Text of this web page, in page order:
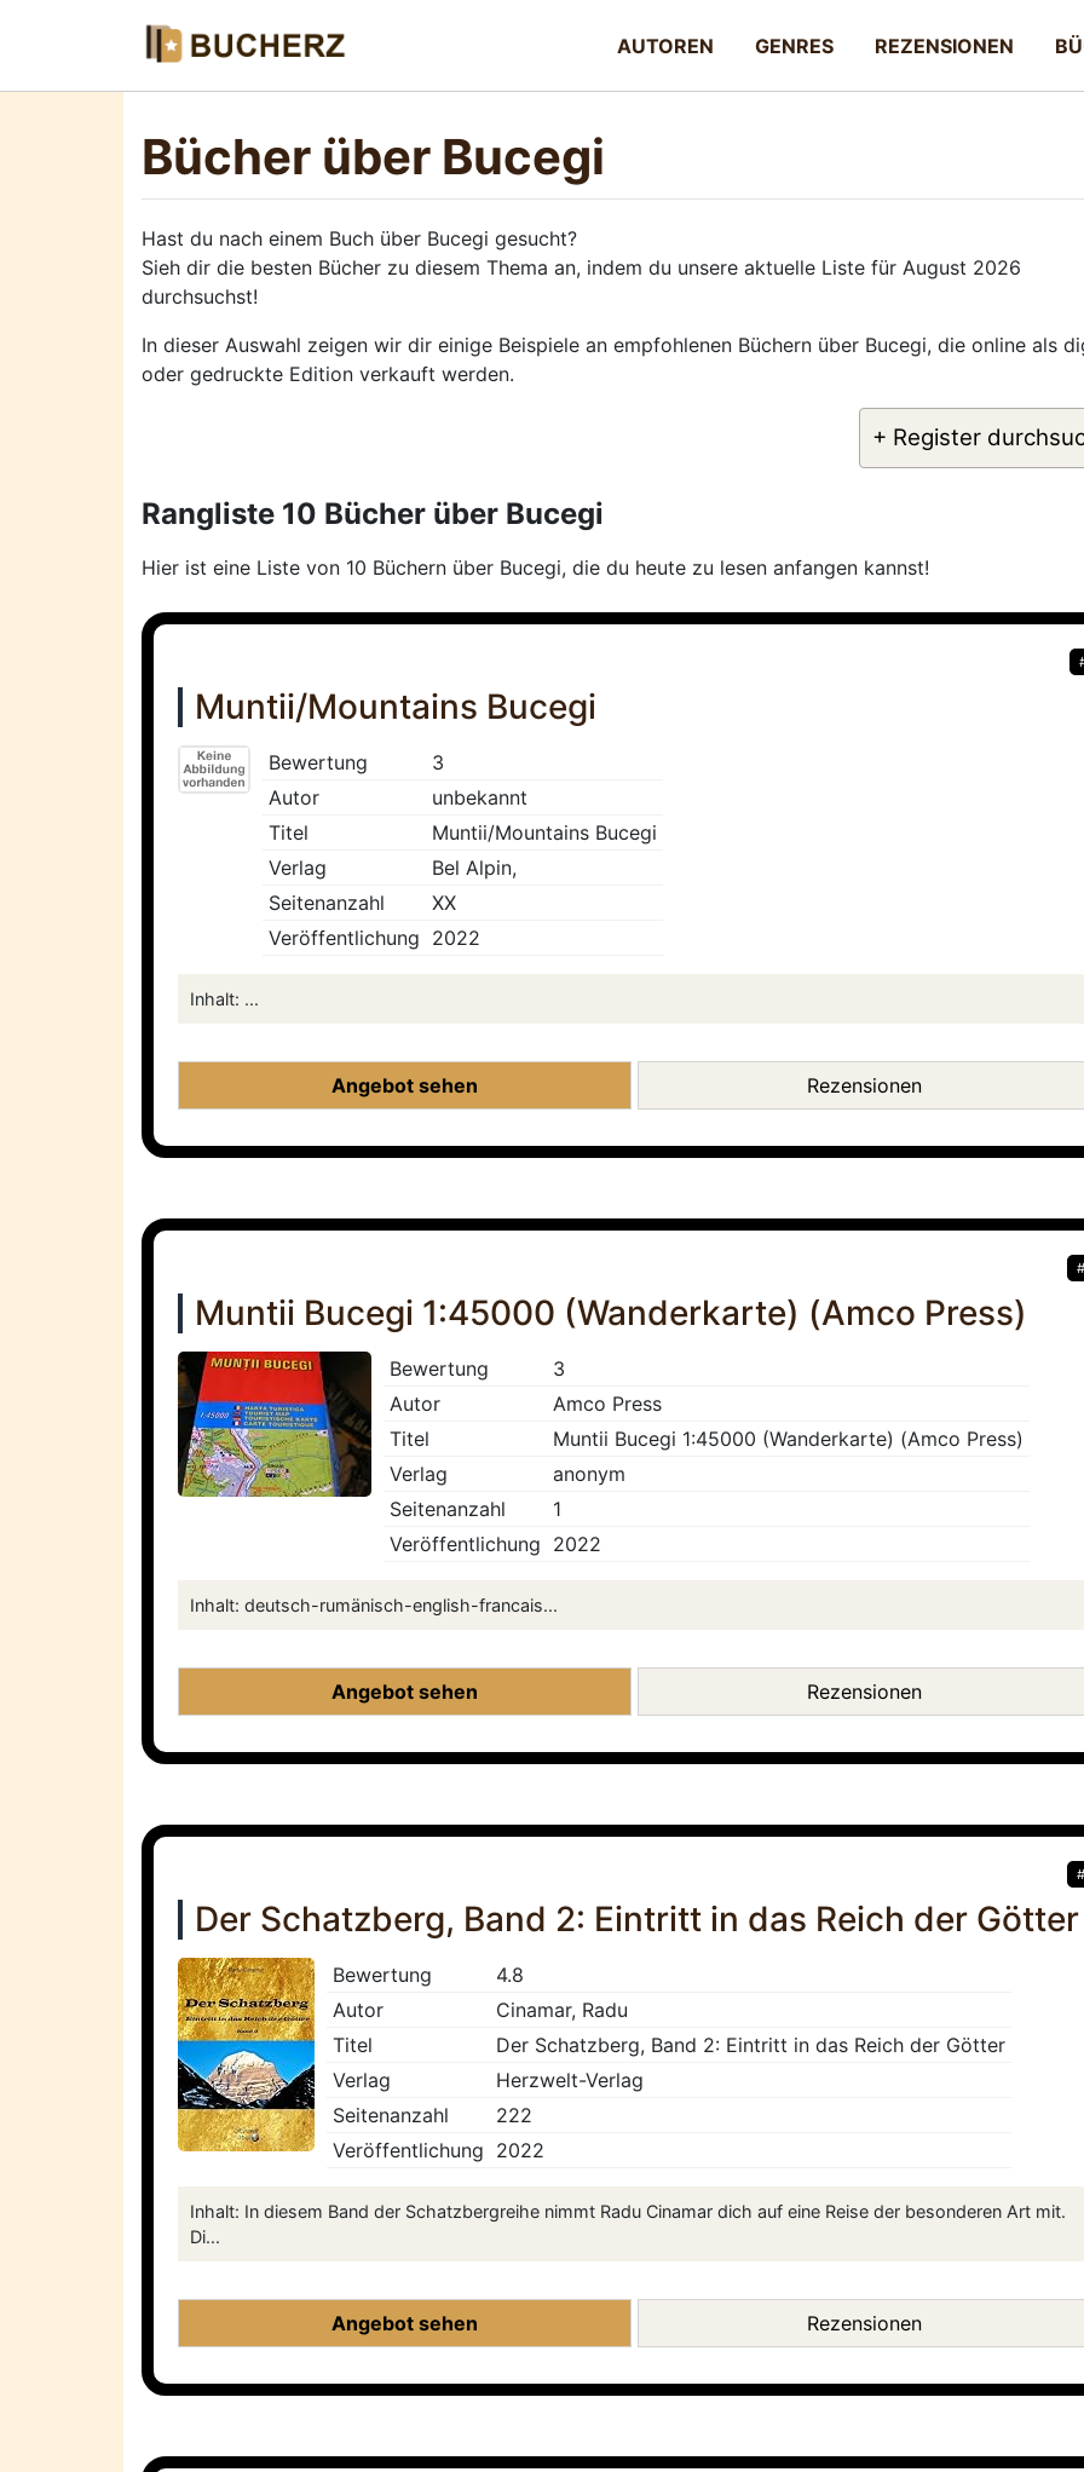
AUTOREN GENRES REZENSIONEN
Bücher über Bucegi
Hast du nach einem Buch über Bucegi gesucht?
Sieh dir die besten Bücher zu diesem Thema an, indem du unsere aktuelle Liste für August 2026
durchsuchst!
In dieser Auswahl zeigen wir dir einige Beispiele an empfohlenen Büchern über Bucegi, die online als
oder gedruckte Edition verkauft werden.
+ Register
Rangliste 10 Bücher über Bucegi
Hier ist eine Liste von 10 Büchern über Bucegi, die du heute zu lesen anfangen kannst!
Muntii/Mountains Bucegi
Bewertung
3
Autor
unbekannt
Titel
Muntii/Mountains Bucegi
Verlag
Bel Alpin,
Seitenanzahl
XX
Veröffentlichung 2022
Inhalt: ...
Angebot sehen Rezensionen
Muntii Bucegi 1:45000 (Wanderkarte) (Amco Press)
Bewertung
3
Autor
Amco Press
Titel
Muntii Bucegi 1:45000 (Wanderkarte) (Amco Press)
Verlag
anonym
Seitenanzahl
1
Veröffentlichung 2022
Inhalt: deutsch-rumänisch-english-francais...
Angebot sehen Rezensionen
Der Schatzberg, Band 2: Eintritt in das Reich der Götter
Bewertung
4.8
Autor
Cinamar, Radu
Titel
Der Schatzberg, Band 2: Eintritt in das Reich der Götter
Verlag
Herzwelt-Verlag
Seitenanzahl
222
Veröffentlichung 2022
Inhalt: In diesem Band der Schatzbergreihe nimmt Radu Cinamar dich auf eine Reise der besonderen Art mit.
Di...
Angebot sehen Rezensionen